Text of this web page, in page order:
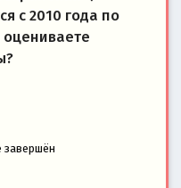
с 2010 года по
завершён